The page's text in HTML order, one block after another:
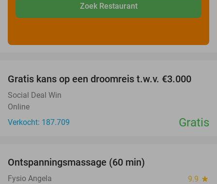
Zoek Restaurant
Gratis kans op een droomreis t.w.v. €3.000
Social Deal Win
Online
Verkocht: 187.709
Gratis
Ontspanningsmassage (60 min)
Fysio Angela 9.9 star